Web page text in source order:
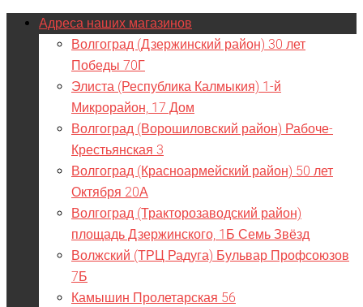
Адреса наших магазинов
Волгоград (Дзержинский район) 30 лет
Победы 70Г
Элиста (Республика Калмыкия) 1-й
Микрорайон, 17 Дом
Волгоград (Ворошиловский район) Рабоче-
Крестьянская 3
Волгоград (Красноармейский район) 50 лет
Октября 20А
Волгоград (Тракторозаводский район)
площадь Дзержинского, 1Б Семь Звёзд
Волжский (ТРЦ Радуга) Бульвар Профсоюзов
7Б
Камышин Пролетарская 56